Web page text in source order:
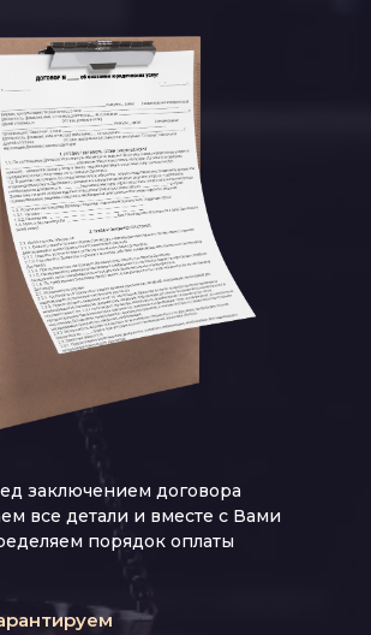
заключением договора
все детали и вместе с Вами
порядок оплаты